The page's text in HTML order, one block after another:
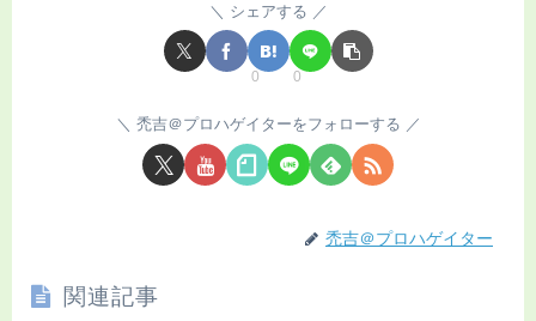
シェアする
0 0
禿吉＠プロハゲイターをフォローする
禿吉＠プロハゲイター
関連記事